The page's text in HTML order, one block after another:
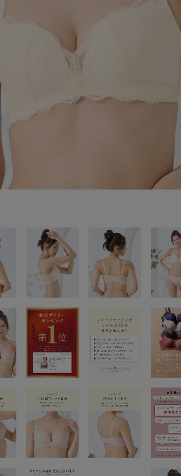
A65
B70 B75 B80
D75 D80
E70 E75 E80
F70 F80
G70
LL 3L